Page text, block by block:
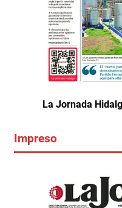
La Jornada
Impreso